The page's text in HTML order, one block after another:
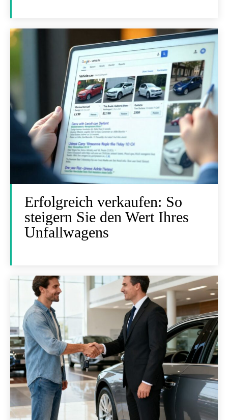
Erfolgreich verkaufen: So
steigern Sie den Wert Ihres
Unfallwagens